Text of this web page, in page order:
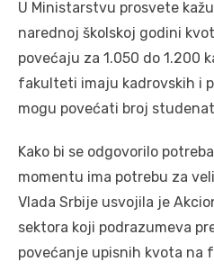
U Ministarstvu prosvete
narednoj školskoj godini
povećaju za 1.050 do 1.200
fakulteti imaju kadrovskih i
mogu povećati broj
Kako bi se odgovorilo
momentu ima potrebu za
Vlada Srbije usvojila je
sektora koji podrazumeva
povećanje upisnih kvota na